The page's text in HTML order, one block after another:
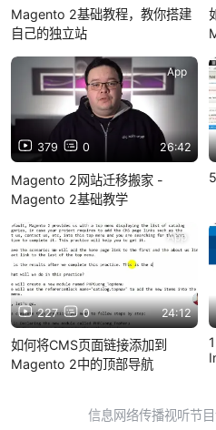
Magento 2基础教程，教你搭建
自己的独立站
379 0 26:42
App
Magento 2网站迁移搬家 -
Magento 2基础教学
227 0 24:12
App
如何将CMS页面链接添加到
Magento 2中的顶部导航
1
信息网络传播视听节